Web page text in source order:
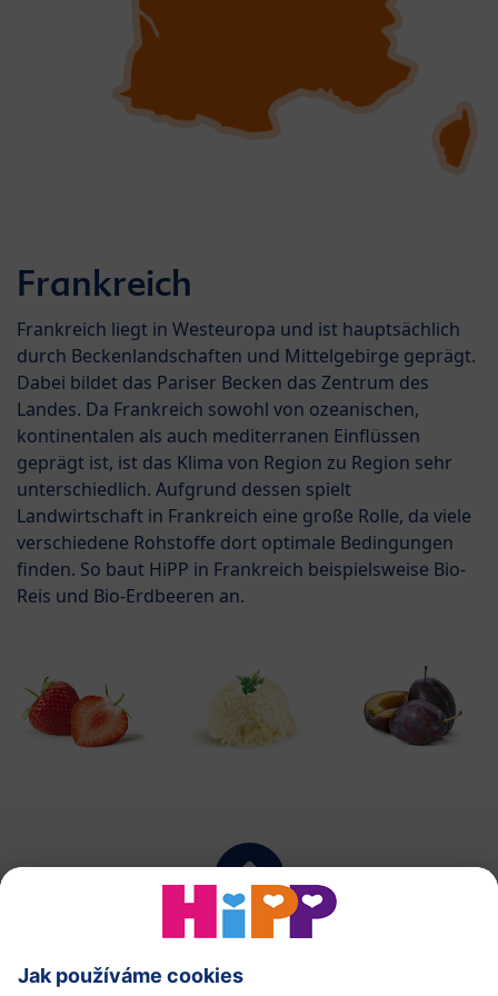
Frankreich
Frankreich liegt in Westeuropa und ist hauptsächlich
durch Beckenlandschaften und Mittelgebirge geprägt.
Dabei bildet das Pariser Becken das Zentrum des
Landes. Da Frankreich sowohl von ozeanischen,
kontinentalen als auch mediterranen Einflüssen
geprägt ist, ist das Klima von Region zu Region sehr
unterschiedlich. Aufgrund dessen spielt
Landwirtschaft in Frankreich eine große Rolle, da viele
verschiedene Rohstoffe dort optimale Bedingungen
finden. So baut HiPP in Frankreich beispielsweise Bio-
Reis und Bio-Erdbeeren an.
zpět na začátek